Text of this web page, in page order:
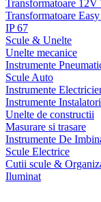
Transformatoare 12V
Transformatoare
IP 67
Scule & Unelte
Unelte mecanice
Instrumente
Scule Auto
Instrumente
Instrumente Instalatori
Unelte de constructii
Masurare si trasare
Instrumente De
Scule Electrice
Cutii scule &
Iluminat